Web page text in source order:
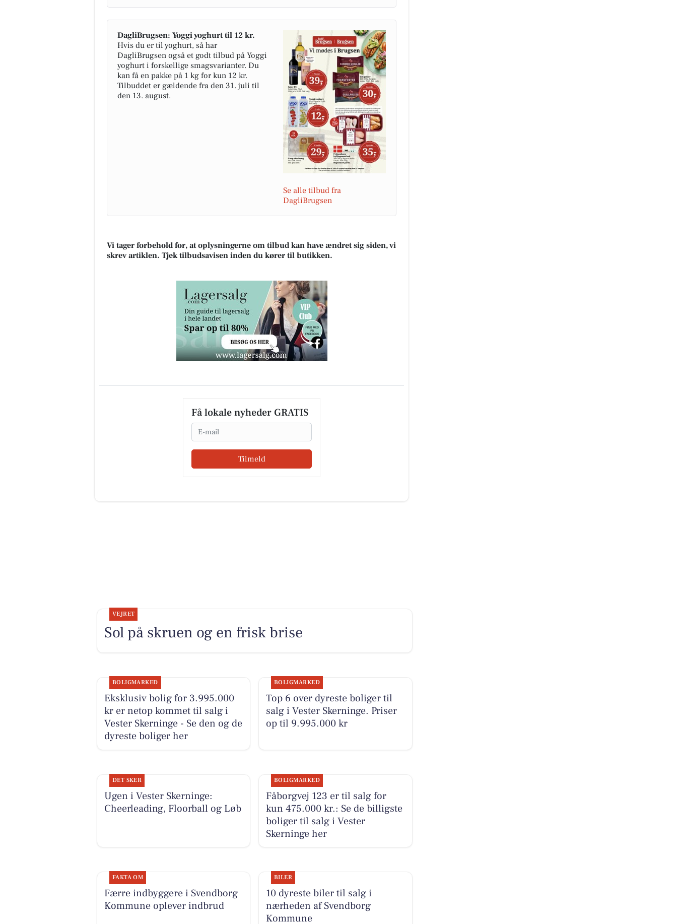
DagliBrugsen: Yoggi yoghurt til 12 kr.
Hvis du er til yoghurt, så har
DagliBrugsen også et godt tilbud på Yoggi
yoghurt i forskellige smagsvarianter. Du
kan få en pakke på 1 kg for kun 12 kr.
Tilbuddet er gældende fra den 31. juli til
den 13. august.
Se alle tilbud fra
DagliBrugsen
Vi tager forbehold for, at oplysningerne om tilbud kan have ændret sig siden, vi
skrev artiklen. Tjek tilbudsavisen inden du kører til butikken.
Få lokale nyheder GRATIS
Email
Tilmeld
VEJRET
Sol på skruen og en frisk brise
BOLIGMARKED
Eksklusiv bolig for 3.995.000
kr er netop kommet til salg i
Vester Skerninge - Se den og de
dyreste boliger her
BOLIGMARKED
Top 6 over dyreste boliger til
salg i Vester Skerninge. Priser
op til 9.995.000 kr
DET SKER
Ugen i Vester Skerninge:
Cheerleading, Floorball og Løb
BOLIGMARKED
Fåborgvej 123 er til salg for
kun 475.000 kr.: Se de billigste
boliger til salg i Vester
Skerninge her
FAKTA OM
Færre indbyggere i Svendborg
Kommune oplever indbrud
BILER
10 dyreste biler til salg i
nærheden af Svendborg
Kommune